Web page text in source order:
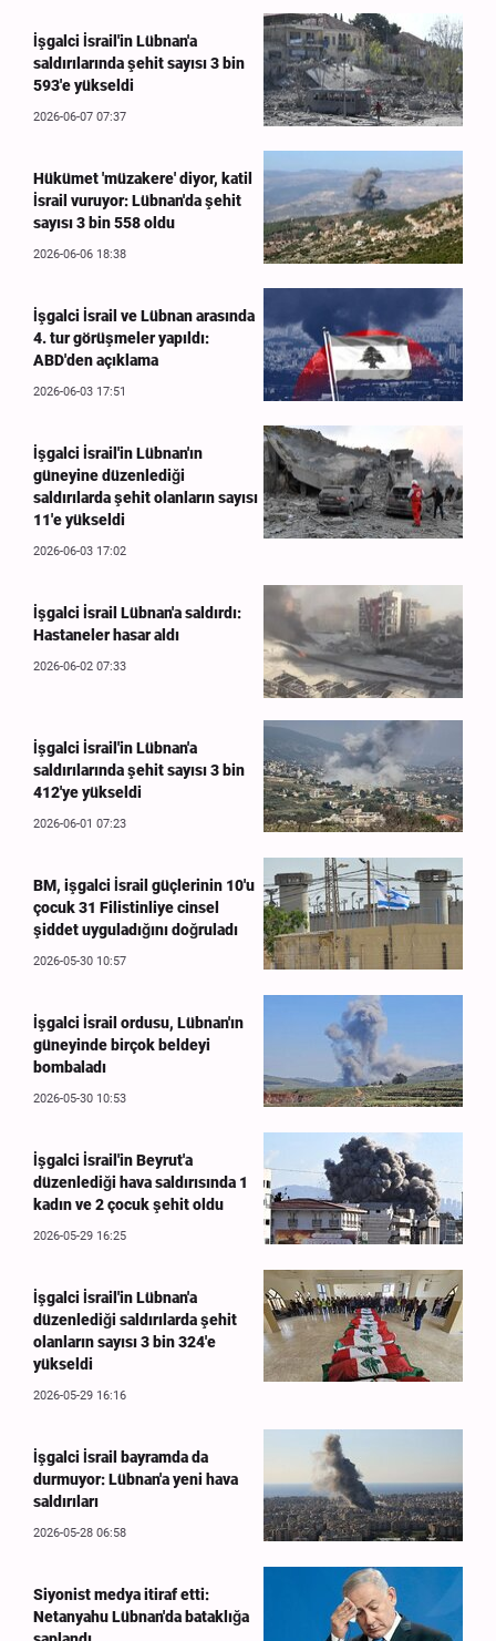
İşgalci İsrail'in Lübnan'a
saldırılarında şehit sayısı 3 bin
593'e yükseldi
2026-06-07 07:37
Hükümet 'müzakere' diyor, katil
İsrail vuruyor: Lübnan'da şehit
sayısı 3 bin 558 oldu
2026-06-06 18:38
İşgalci İsrail ve Lübnan arasında
4. tur görüşmeler yapıldı:
ABD'den açıklama
2026-06-03 17:51
İşgalci İsrail'in Lübnan'ın
güneyine düzenlediği
saldırılarda şehit olanların sayısı
11'e yükseldi
2026-06-03 17:02
İşgalci İsrail Lübnan'a saldırdı:
Hastaneler hasar aldı
2026-06-02 07:33
İşgalci İsrail'in Lübnan'a
saldırılarında şehit sayısı 3 bin
412'ye yükseldi
2026-06-01 07:23
BM, işgalci İsrail güçlerinin 10'u
çocuk 31 Filistinliye cinsel
şiddet uyguladığını doğruladı
2026-05-30 10:57
İşgalci İsrail ordusu, Lübnan'ın
güneyinde birçok beldeyi
bombaladı
2026-05-30 10:53
İşgalci İsrail'in Beyrut'a
düzenlediği hava saldırısında 1
kadın ve 2 çocuk şehit oldu
2026-05-29 16:25
İşgalci İsrail'in Lübnan'a
düzenlediği saldırılarda şehit
olanların sayısı 3 bin 324'e
yükseldi
2026-05-29 16:16
İşgalci İsrail bayramda da
durmuyor: Lübnan'a yeni hava
saldırıları
2026-05-28 06:58
Siyonist medya itiraf etti:
Netanyahu Lübnan'da bataklığa